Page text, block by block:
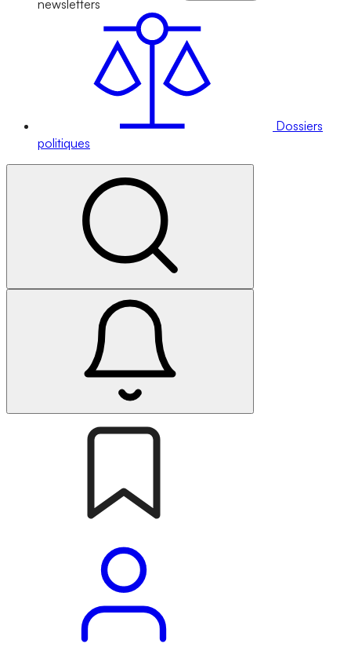
newsletters
Dossiers
politiques